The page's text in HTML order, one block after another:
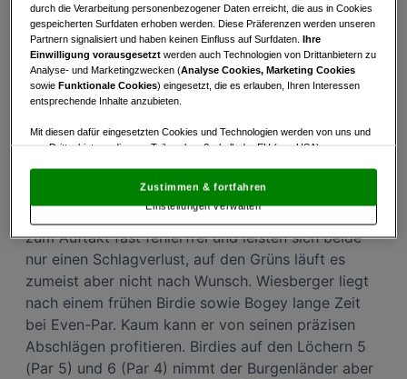
Ende März auf der DP nicht mehr im Preisgeld
gelandet, hat mit dem Sieg beim Audi Circuit und
dem Auftritt bei den Gösser Open – obwohl es am
Finaltag nicht mit dem angepeilten Sieg geklappt
hat – aber ein erfolgreiches Ausgleichsprogramm
unter Par, Schwab hat einen Tag zum Vergessen
Bernd WiesbergerundLukas Nemecz
zum Auftakt fast fehlerfrei und leisten sich beide
nur einen Schlagverlust, auf den Grüns läuft es
zumeist aber nicht nach Wunsch. Wiesberger liegt
nach einem frühen Birdie sowie Bogey lange Zeit
bei Even-Par. Kaum kann er von seinen präzisen
Abschlägen profitieren. Birdies auf den Löchern 5
(Par 5) und 6 (Par 4) nimmt der Burgenländer aber
durch die Verarbeitung personenbezogener Daten erreicht, die aus in Cookies
gespeicherten Surfdaten erhoben werden. Diese Präferenzen werden unseren
Partnern signalisiert und haben keinen Einfluss auf Surfdaten.Ihre
Einwilligung vorausgesetzt werden auch Technologien von Drittanbietern zu
Analyse- und Marketingzwecken (Analyse Cookies, Marketing Cookies
sowieFunktionale Cookies) eingesetzt, die es erlauben, Ihren Interessen
entsprechende Inhalte anzubieten.
Mit diesen dafür eingesetzten Cookies und Technologien werden von uns und
von Drittanbietern, die zum Teil auch außerhalb der EU (u.a. USA)
angemessenes Datenschutzniveau bescheinigt.Es besteht insbesondere
das Risiko, dass Ihre Daten dem Zugriff durch US-Behörden zu Kontroll- und
Überwachungszwecken unterliegen und dagegen keine wirksamen
Rechtsbehelfe zur Verfügung stehen.
Mit Klick auf „Zustimmen & fortfahren“ willigen Sie in die Verwendung
von unseren Cookies und auch von Drittanbietern (auch aus USA) ein.
In den Einstellungen können Sie jederzeit Ihre Präferenzen verwalten und
Widerspruch gegen die Verarbeitung auf der Grundlage berechtigter
Interessen einlegen. Klicken Sie dazu auf „Cookie Einstellungen“, die sich auf
jeder Seite unten im Footer befinden.
Link zur Datenschutzrichtlinie
Einstellungen verwalten
Zustimmen & fortfahren